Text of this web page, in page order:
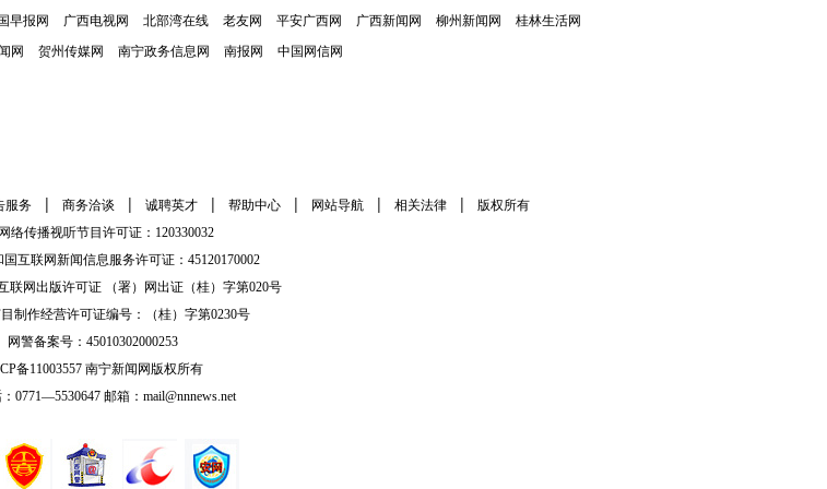
早报网 广西电视网 北部湾在线 老友网 平安广西网 广西新闻网 柳州新闻网
桂林生活网
网 贺州传媒网 南宁政务信息网 南报网 中国网信网
服务 | 商务洽谈 | 诚聘英才 | 帮助中心 | 网站导航 | 相关法律 |
版权所有
络传播视听节目许可证：120330032
互联网新闻信息服务许可证：45120170002
联网出版许可证 （署）网出证（桂）字第020号
制作经营许可证编号：（桂）字第0230号
网警备案号：45010302000253
备11003557 南宁新闻网版权所有
0771—5530647 邮箱：mail@nnnews.net